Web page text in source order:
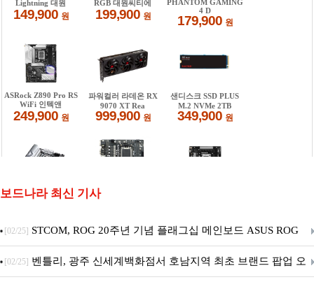
보드나라 최신 기사
[02/25] STCOM, ROG 20주년 기념 플래그십 메인보드 ASUS ROG
Crosshair X870E EDITION 20 국내 출시 예정
[02/25] 벤틀리, 광주 신세계백화점서 호남지역 최초 브랜드 팝업 오